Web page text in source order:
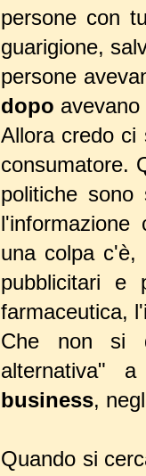
persone con
guarigione,
persone
dopo
Allora credo ci
consumatore.
politiche
una colpa
pubblicitari e
farmaceutica,
Che non si
alternativa"
business,
Quando si